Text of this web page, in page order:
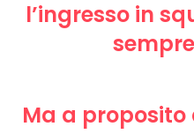
l’ingresso in
Ma a proposito